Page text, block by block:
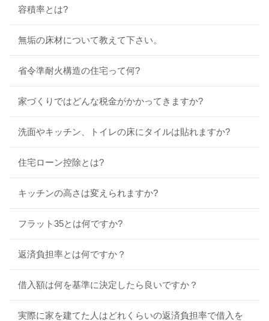
容積率とは?
無垢の床材について教えて下さい。
省令準耐火構造の住宅って何?
家づくりではどんな税金がかかってきますか?
洗面やキッチン、トイレの床にタイルは貼れますか?
住宅ローン控除とは?
キッチンの高さは変えられますか?
フラット35とは何ですか?
返済負担率とは何ですか？
借入額は何を基準に決定したら良いですか？
実際に家を建てた人はどれくらいの返済負担率で借入を